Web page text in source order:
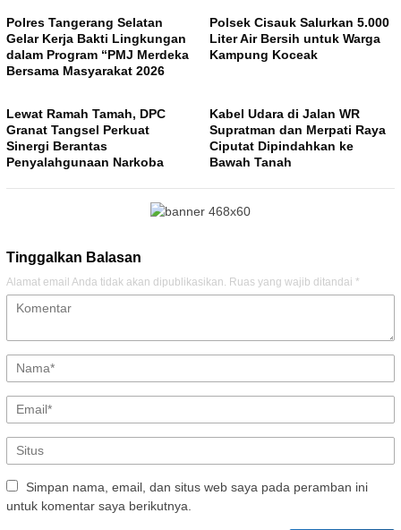
Polres Tangerang Selatan
Gelar Kerja Bakti Lingkungan
dalam Program “PMJ Merdeka
Bersama Masyarakat 2026
Polsek Cisauk Salurkan 5.000
Liter Air Bersih untuk Warga
Kampung Koceak
Lewat Ramah Tamah, DPC
Granat Tangsel Perkuat
Sinergi Berantas
Penyalahgunaan Narkoba
Kabel Udara di Jalan WR
Supratman dan Merpati Raya
Ciputat Dipindahkan ke
Bawah Tanah
Tinggalkan Balasan
Alamat email Anda tidak akan dipublikasikan. Ruas yang wajib ditandai *
Simpan nama, email, dan situs web saya pada peramban ini
untuk komentar saya berikutnya.